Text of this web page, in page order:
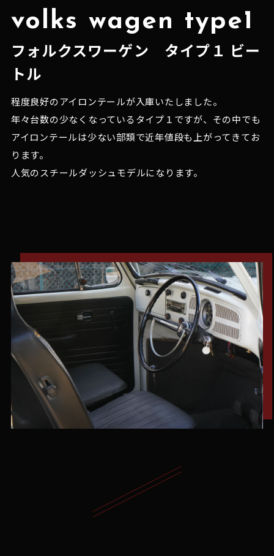
volks wagen type1
フォルクスワーゲン タイプ１ ビー
トル
程度良好のアイロンテールが入庫いたしました。
年々台数の少なくなっているタイプ１ですが、その中でも
アイロンテールは少ない部類で近年値段も上がってきてお
ります。
人気のスチールダッシュモデルになります。